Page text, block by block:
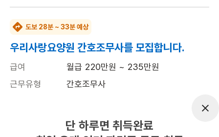
도보 28분 ~ 33분 예상
우리사랑요양원 간호조무사를 모집합니다.
급여
월급 220만원 ~ 235만원
근무유형
간호조무사
평일 : (근무시간) (오전) 8시 30분 ~ (오
후) 5시 30분, 주 5일 근무, 평균근무시
단 하루면 취득완료